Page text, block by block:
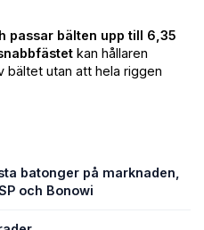
passar bälten upp till 6,35
kan hållaren
bältet utan att hela riggen
batonger på marknaden,
och Bonowi